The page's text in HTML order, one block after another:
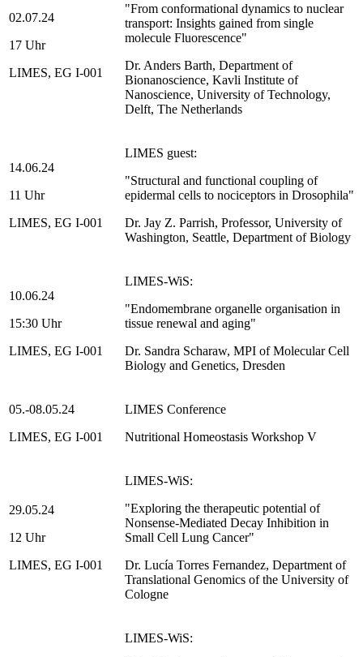
02.07.24
17 Uhr
LIMES, EG I-001
"From conformational dynamics to nuclear
transport: Insights gained from single
molecule Fluorescence"
Dr. Anders Barth, Department of
Bionanoscience, Kavli Institute of
Nanoscience, University of Technology,
Delft, The Netherlands
14.06.24
11 Uhr
LIMES, EG I-001
LIMES guest:
"Structural and functional coupling of
epidermal cells to nociceptors in Drosophila"
Dr. Jay Z. Parrish, Professor, University of
Washington, Seattle, Department of Biology
10.06.24
15:30 Uhr
LIMES, EG I-001
LIMES-WiS:
"Endomembrane organelle organisation in
tissue renewal and aging"
Dr. Sandra Scharaw, MPI of Molecular Cell
Biology and Genetics, Dresden
05.-08.05.24
LIMES, EG I-001
LIMES Conference
Nutritional Homeostasis Workshop V
29.05.24
12 Uhr
LIMES, EG I-001
LIMES-WiS:
"Exploring the therapeutic potential of
Nonsense-Mediated Decay Inhibition in
Small Cell Lung Cancer"
Dr. Lucía Torres Fernandez, Department of
Translational Genomics of the University of
Cologne
LIMES-WiS: